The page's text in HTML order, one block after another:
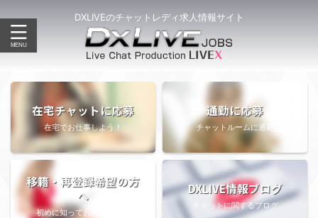
DXLIVEのチャットレディ求人情報サイト
在宅チャットに応募
在宅でお仕事しよう！
通勤に応募
チャットルームに通勤
移籍・再登録希望の方
へ
初めに知っておきたい情報
DXLIVE情報ブログ
チャットに関するブログ